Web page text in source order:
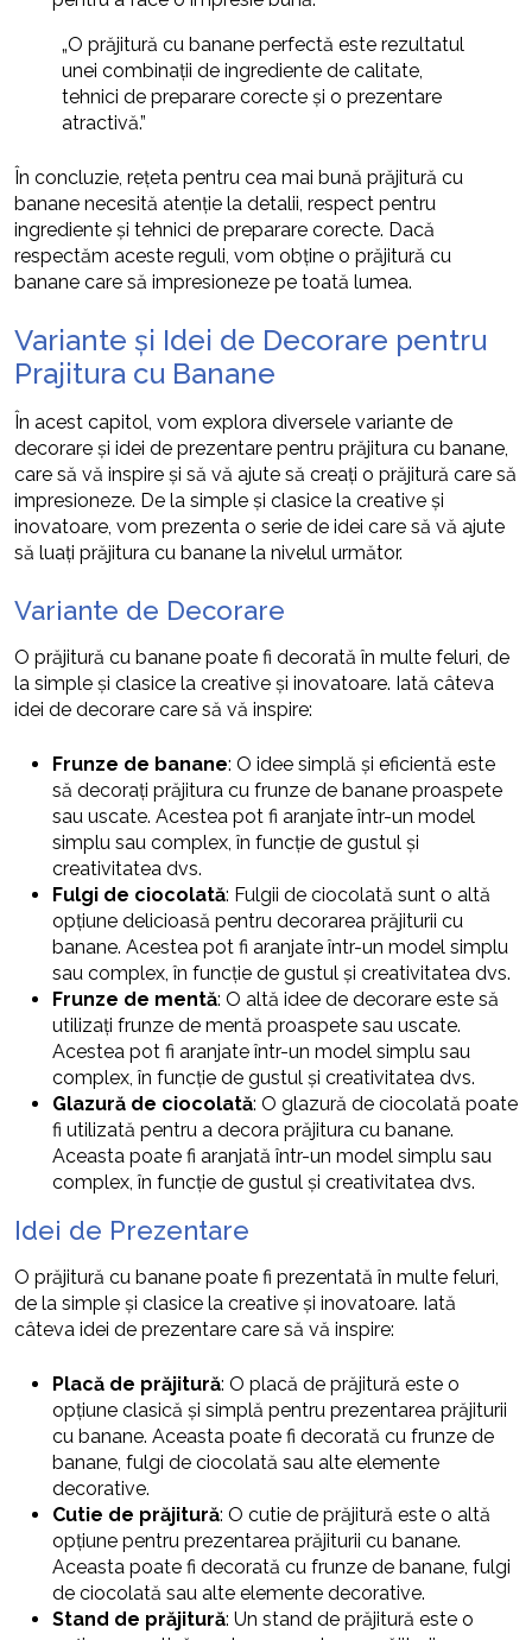
„O prăjitură cu banane perfectă este rezultatul
unei combinații de ingrediente de calitate,
tehnici de preparare corecte și o prezentare
atractivă.”
În concluzie, rețeta pentru cea mai bună prăjitură cu
banane necesită atenție la detalii, respect pentru
ingrediente și tehnici de preparare corecte. Dacă
respectăm aceste reguli, vom obține o prăjitură cu
banane care să impresioneze pe toată lumea.
Variante și Idei de Decorare pentru
Prajitura cu Banane
În acest capitol, vom explora diversele variante de
decorare și idei de prezentare pentru prăjitura cu banane,
care să vă inspire și să vă ajute să creați o prăjitură care să
impresioneze. De la simple și clasice la creative și
inovatoare, vom prezenta o serie de idei care să vă ajute
să luați prăjitura cu banane la nivelul următor.
Variante de Decorare
O prăjitură cu banane poate fi decorată în multe feluri, de
la simple și clasice la creative și inovatoare. Iată câteva
idei de decorare care să vă inspire:
Frunze de banane: O idee simplă și eficientă este
să decorați prăjitura cu frunze de banane proaspete
sau uscate. Acestea pot fi aranjate într-un model
simplu sau complex, în funcție de gustul și
creativitatea dvs.
Fulgi de ciocolată: Fulgii de ciocolată sunt o altă
opțiune delicioasă pentru decorarea prăjiturii cu
banane. Acestea pot fi aranjate într-un model simplu
sau complex, în funcție de gustul și creativitatea dvs.
Frunze de mentă: O altă idee de decorare este să
utilizați frunze de mentă proaspete sau uscate.
Acestea pot fi aranjate într-un model simplu sau
complex, în funcție de gustul și creativitatea dvs.
Glazură de ciocolată: O glazură de ciocolată poate
fi utilizată pentru a decora prăjitura cu banane.
Aceasta poate fi aranjată într-un model simplu sau
complex, în funcție de gustul și creativitatea dvs.
Idei de Prezentare
O prăjitură cu banane poate fi prezentată în multe feluri,
de la simple și clasice la creative și inovatoare. Iată
câteva idei de prezentare care să vă inspire:
Placă de prăjitură: O placă de prăjitură este o
opțiune clasică și simplă pentru prezentarea prăjiturii
cu banane. Aceasta poate fi decorată cu frunze de
banane, fulgi de ciocolată sau alte elemente
decorative.
Cutie de prăjitură: O cutie de prăjitură este o altă
opțiune pentru prezentarea prăjiturii cu banane.
Aceasta poate fi decorată cu frunze de banane, fulgi
de ciocolată sau alte elemente decorative.
Stand de prăjitură: Un stand de prăjitură este o